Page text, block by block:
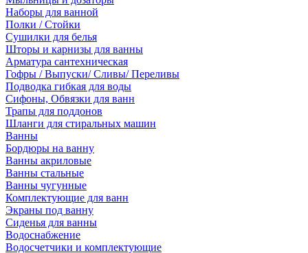
Наборы для ванной
Полки / Стойки
Сушилки для белья
Шторы и карнизы для ванны
Арматура сантехническая
Гофры / Выпуски/ Сливы/ Переливы
Подводка гибкая для воды
Сифоны, Обвязки для ванн
Трапы для поддонов
Шланги для стиральных машин
Ванны
Бордюры на ванну
Ванны акриловые
Ванны стальные
Ванны чугунные
Комплектующие для ванн
Экраны под ванну
Сиденья для ванны
Водоснабжение
Водосчетчики и комплектующие